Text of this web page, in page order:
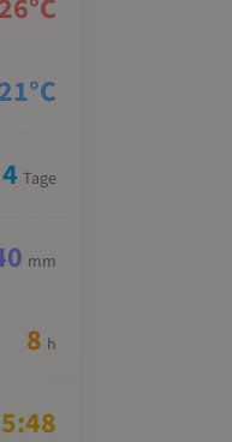
°C
°C
4 Tage
mm
8 h